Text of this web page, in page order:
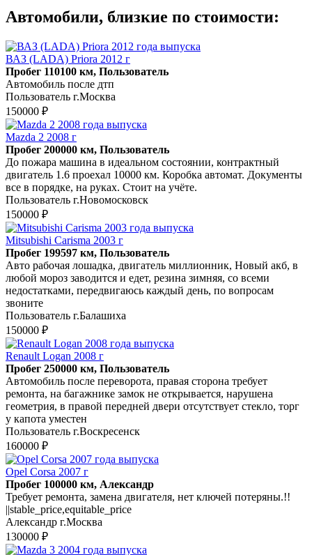
Автомобили, близкие по стоимости:
ВАЗ (LADA) Priora 2012 г
Пробег 110100 км, Пользователь
Автомобиль после дтп
Пользователь г.Москва
150000 ₽
Mazda 2 2008 г
Пробег 200000 км, Пользователь
До пожара машина в идеальном состоянии, контрактный
двигатель 1.6 проехал 10000 км. Коробка автомат. Документы
все в порядке, на руках. Стоит на учёте.
Пользователь г.Новомосковск
150000 ₽
Mitsubishi Carisma 2003 г
Пробег 199597 км, Пользователь
Авто рабочая лошадка, двигатель миллионник, Новый акб, в
любой мороз заводится и едет, резина зимняя, со всеми
недостатками, передвигаюсь каждый день, по вопросам
звоните
Пользователь г.Балашиха
150000 ₽
Renault Logan 2008 г
Пробег 250000 км, Пользователь
Автомобиль после переворота, правая сторона требует
ремонта, на багажнике замок не открывается, нарушена
геометрия, в правой передней двери отсутствует стекло, торг
у капота уместен
Пользователь г.Воскресенск
160000 ₽
Opel Corsa 2007 г
Пробег 100000 км, Александр
Требует ремонта, замена двигателя, нет ключей потеряны.!!
||stable_price,equitable_price
Александр г.Москва
130000 ₽